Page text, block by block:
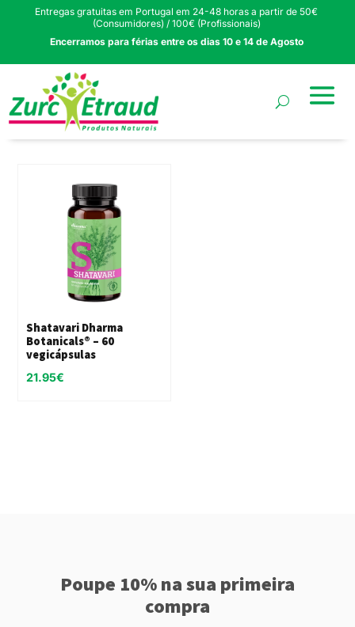
Entregas gratuitas em Portugal em 24-48 horas a partir de 50€
(Consumidores) / 100€ (Profissionais)
Encerramos para férias entre os dias 10 e 14 de Agosto
Shatavari Dharma
Botanicals® – 60
vegicápsulas
21.95€
Poupe 10% na sua primeira
compra